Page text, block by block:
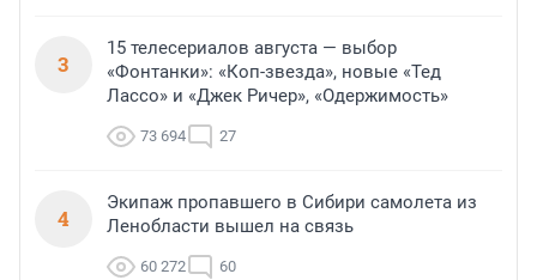
3
15 телесериалов августа — выбор
«Фонтанки»: «Коп-звезда», новые «Тед
Лассо» и «Джек Ричер», «Одержимость»
73 694 27
4
Экипаж пропавшего в Сибири самолета из
Ленобласти вышел на связь
60 272 60